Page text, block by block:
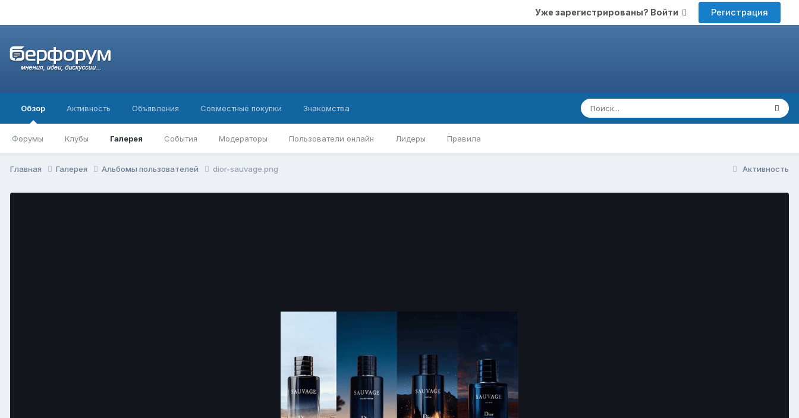
Уже зарегистрированы? Войти Регистрация
Обзор
Форумы Клубы Галерея События Модераторы Пользователи онлайн Лидеры Правила
Активность Объявления Совместные покупки Знакомства
Активность
Главная Галерея Альбомы пользователей dior-sauvage.png